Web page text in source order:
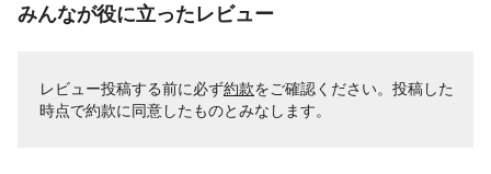
みんなが役に立ったレビュー
レビュー投稿する前に必ず約款をご確認ください。投稿した
時点で約款に同意したものとみなします。